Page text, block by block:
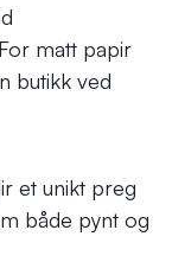
matt papir
butikk ved
et unikt preg
både pynt og